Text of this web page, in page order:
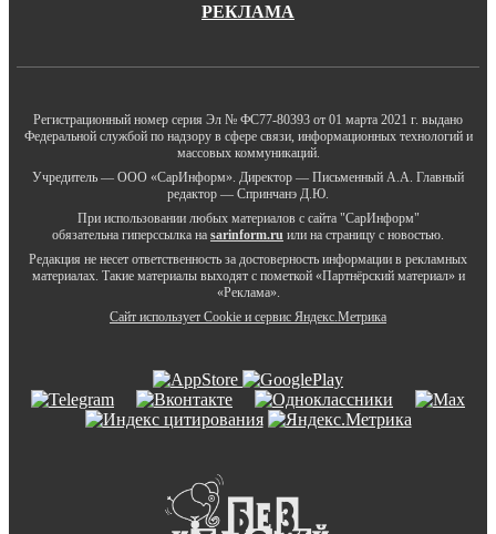
РЕКЛАМА
Регистрационный номер серия Эл № ФС77-80393 от 01 марта 2021 г. выдано
Федеральной службой по надзору в сфере связи, информационных технологий и
массовых коммуникаций.
Учредитель — ООО «СарИнформ». Директор — Письменный А.А. Главный
редактор — Спринчанэ Д.Ю.
При использовании любых материалов с сайта "СарИнформ"
обязательна гиперссылка на sarinform.ru или на страницу с новостью.
Редакция не несет ответственность за достоверность информации в рекламных
материалах. Такие материалы выходят с пометкой «Партнёрский материал» и
«Реклама».
Сайт использует Cookie и сервиc Яндекс.Метрика